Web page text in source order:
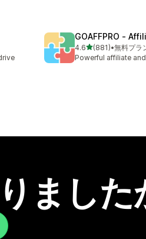
GOAFFPRO ‑
4.65つ星中
(881)
合計レビュー数：881
•無料プラ
Powerful affiliate
ました